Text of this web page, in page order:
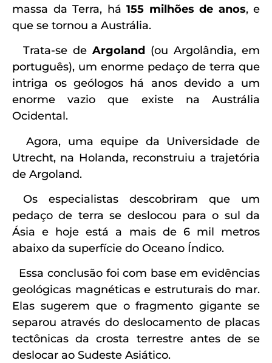
massa da Terra, há 155 milhões de anos, e
que se tornou a Austrália.
Trata-se de Argoland (ou Argolândia, em
português), um enorme pedaço de terra que
intriga os geólogos há anos devido a um
enorme vazio que existe na Austrália
Ocidental.
Agora, uma equipe da Universidade de
Utrecht, na Holanda, reconstruiu a trajetória
de Argoland.
Os especialistas descobriram que um
pedaço de terra se deslocou para o sul da
Ásia e hoje está a mais de 6 mil metros
abaixo da superfície do Oceano Índico.
Essa conclusão foi com base em evidências
geológicas magnéticas e estruturais do mar.
Elas sugerem que o fragmento gigante se
separou através do deslocamento de placas
tectônicas da crosta terrestre antes de se
deslocar ao Sudeste Asiático.